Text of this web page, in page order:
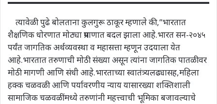
त्यावेळी पुढे बोलताना कुलगुरू ठाकूर म्हणाले की,”भारतात
शैक्षणिक धोरणात मोठ्या प्रमाणात बदल झाला आहे.भारत सन-२०४५
पर्यंत जागतिक अर्थव्यवस्था व महासत्ता म्हणून उदयाला येत
आहे.भारतात तरुणाची मोठी संख्या असून त्यांना जागतिक पातळीवर
मोठी मागणी आणि संधी आहे.भारताच्या स्वातंत्र्यलढ्यासह,महिला
हक्क चळवळी आणि पर्यावरणीय न्याय यासारख्या शक्तिशाली
सामाजिक चळवळींमध्ये तरुणांनी महत्त्वाची भूमिका बजावल्याचे